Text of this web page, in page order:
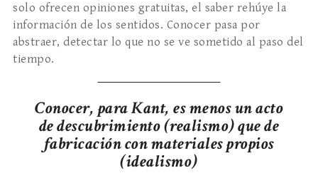
solo ofrecen opiniones gratuitas, el saber rehúye la
información de los sentidos. Conocer pasa por
abstraer, detectar lo que no se ve sometido al paso del
tiempo.
Conocer, para Kant, es menos un acto
de descubrimiento (realismo) que de
fabricación con materiales propios
(idealismo)